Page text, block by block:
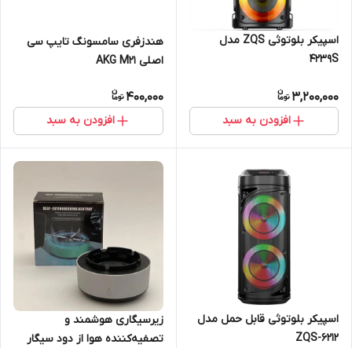
اسپیکر بلوتوثی ZQS مدل
4239S
3,200,000
افزودن به سبد
هندزفری سامسونگ تایپ سی
اصلی AKG M21
400,000
افزودن به سبد
اسپیکر بلوتوثی قابل حمل مدل
ZQS-6212
زیرسیگاری هوشمند و
تصفیه‌کننده هوا از دود سیگار